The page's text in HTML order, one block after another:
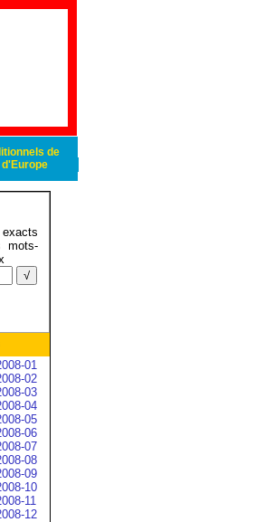
mots-
01
02
03
04
05
06
07
08
09
10
11
12